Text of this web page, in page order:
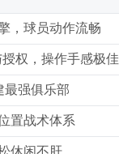
，球员动作流畅
权，操作手感极佳
最强俱乐部
置战术体系
休闲不肝